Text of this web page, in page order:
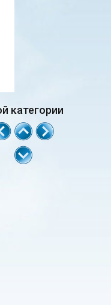
категории